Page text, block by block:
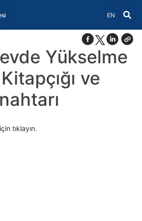
Dil Seçiniz
EN
Yükselme
ve
tıklayın.